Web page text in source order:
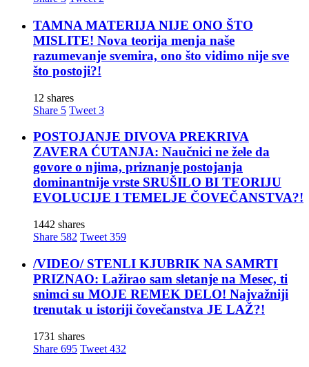
TAMNA MATERIJA NIJE ONO ŠTO
MISLITE! Nova teorija menja naše
razumevanje svemira, ono što vidimo nije sve
što postoji?!
12 shares
Share 5 Tweet 3
POSTOJANJE DIVOVA PREKRIVA
ZAVERA ĆUTANJA: Naučnici ne žele da
govore o njima, priznanje postojanja
dominantnije vrste SRUŠILO BI TEORIJU
EVOLUCIJE I TEMELJE ČOVEČANSTVA?!
1442 shares
Share 582 Tweet 359
/VIDEO/ STENLI KJUBRIK NA SAMRTI
PRIZNAO: Lažirao sam sletanje na Mesec, ti
snimci su MOJE REMEK DELO! Najvažniji
trenutak u istoriji čovečanstva JE LAŽ?!
1731 shares
Share 695 Tweet 432